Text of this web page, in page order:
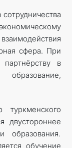
сфера. При
в
двустороннее
образования.
обучение